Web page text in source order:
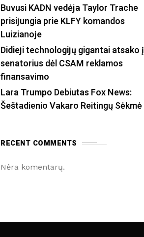
Buvusi KADN vedėja Taylor Trache
prisijungia prie KLFY komandos
Luizianoje
Didieji technologijų gigantai atsako į
senatorius dėl CSAM reklamos
finansavimo
Lara Trumpo Debiutas Fox News:
Šeštadienio Vakaro Reitingų Sėkmė
RECENT COMMENTS
Nėra komentarų.